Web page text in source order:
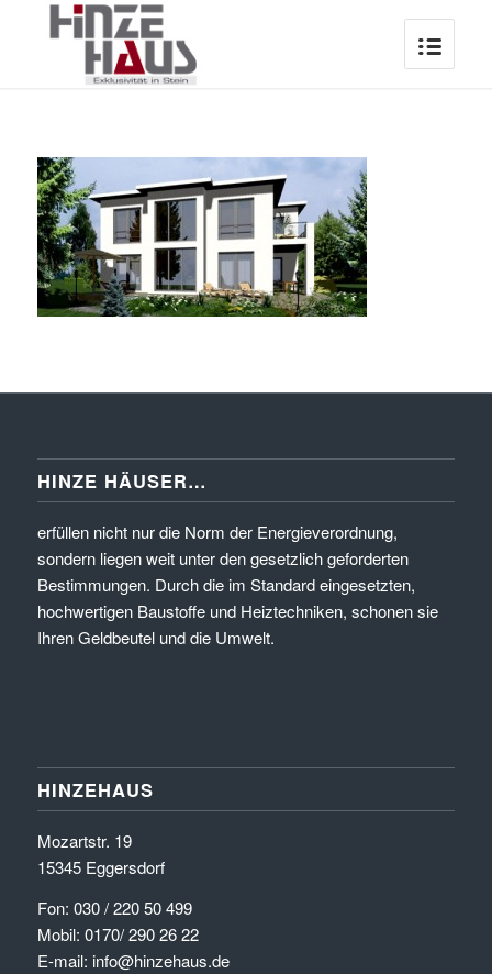
HINZE HÄUSER…
erfüllen nicht nur die Norm der Energieverordnung,
sondern liegen weit unter den gesetzlich geforderten
Bestimmungen. Durch die im Standard eingesetzten,
hochwertigen Baustoffe und Heiztechniken, schonen sie
Ihren Geldbeutel und die Umwelt.
HINZEHAUS
Mozartstr. 19
15345 Eggersdorf
Fon: 030 / 220 50 499
Mobil: 0170/ 290 26 22
E-mail: info@hinzehaus.de